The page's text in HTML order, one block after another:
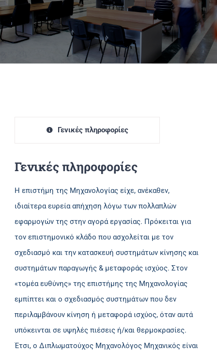
Πανεπιστημιακές Μονάδες
Γενικές πληροφορίες
Γενικές πληροφορίες
Η επιστήμη της Μηχανολογίας είχε, ανέκαθεν,
ιδιαίτερα ευρεία απήχηση λόγω των πολλαπλών
εφαρμογών της στην αγορά εργασίας. Πρόκειται για
τον επιστημονικό κλάδο που ασχολείται με τον
σχεδιασμό και την κατασκευή συστημάτων κίνησης και
συστημάτων παραγωγής & μεταφοράς ισχύος. Στον
«τομέα ευθύνης» της επιστήμης της Μηχανολογίας
εμπίπτει και ο σχεδιασμός συστημάτων που δεν
περιλαμβάνουν κίνηση ή μεταφορά ισχύος, όταν αυτά
υπόκεινται σε υψηλές πιέσεις ή/και θερμοκρασίες.
Έτσι, ο Διπλωματούχος Μηχανολόγος Μηχανικός είναι